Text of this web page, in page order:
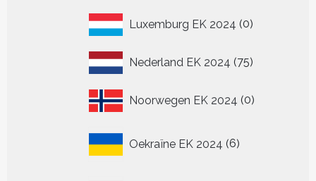
Luxemburg EK 2024 00
Nederland EK 2024 7575
Noorwegen EK 2024 00
Oekraïne EK 2024 6
producten